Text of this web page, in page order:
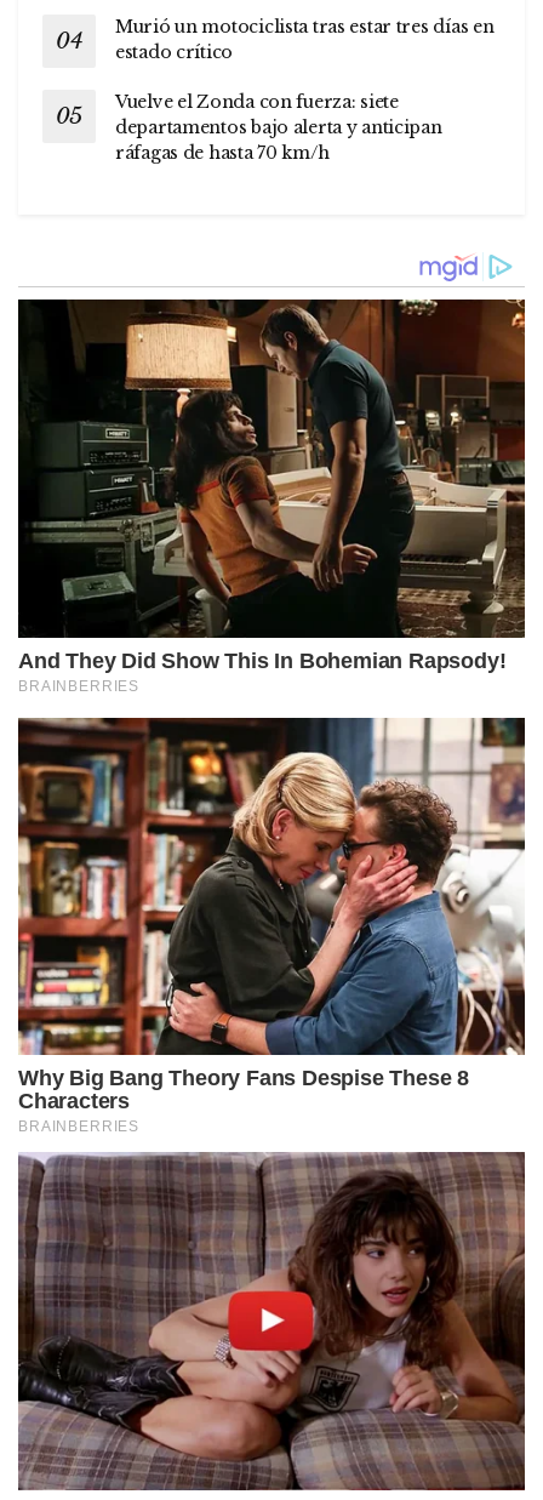
Murió un motociclista tras estar tres días en
estado crítico
Vuelve el Zonda con fuerza: siete
departamentos bajo alerta y anticipan
ráfagas de hasta 70 km/h